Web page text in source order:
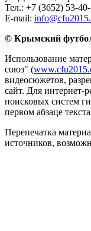
Тел.: +7 (3652) 53-
E-mail:
© Крымский
Использование
союз" (
видеосюжетов,
сайт. Для интернет-
поисковых систем
первом абзаце
Перепечатка
источников,